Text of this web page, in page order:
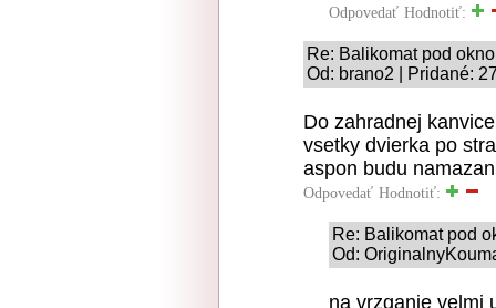
Odpovedať Hodnotiť:
Re: Balikomat pod
Od: brano2 | Pridané:
Do zahradnej
vsetky dvierka po
aspon budu
Odpovedať Hodnotiť:
Re: Balikomat pod
Od:
na vrzganie velmi